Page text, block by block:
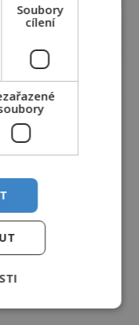
přeci jen voda?
3.1TIS
roku 2023: Jsou
Soubory
cílení